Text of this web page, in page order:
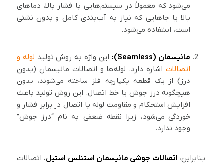
می‌شود که معمولاً در سیستم‌هایی با فشار بالا، دماهای
بالا یا جاهایی که نیاز به آب‌بندی کامل و بدون نشتی
است، استفاده می‌شود.
مانیسمان (Seamless): این واژه به روش تولید لوله و
اتصالاتاشاره دارد. لوله‌ها و اتصالات مانیسمان (بدون
درز) از یک قطعه یکپارچه فلز ساخته می‌شوند، بدون
هیچگونه درز جوش یا خط اتصال. این روش تولید باعث
افزایش استحکام و مقاومت لوله یا اتصال در برابر فشار و
خوردگی می‌شود، زیرا نقطه ضعفی به نام “درز جوش”
وجود ندارد.
بنابراین، اتصالات جوشی مانیسمان استنلس استیل، اتصالات